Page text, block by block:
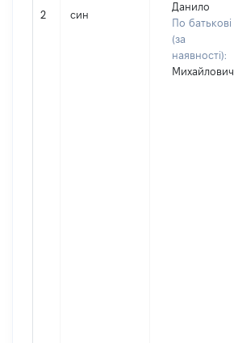
2 син
Данило
По батькові
(за
наявності):
Михайлович